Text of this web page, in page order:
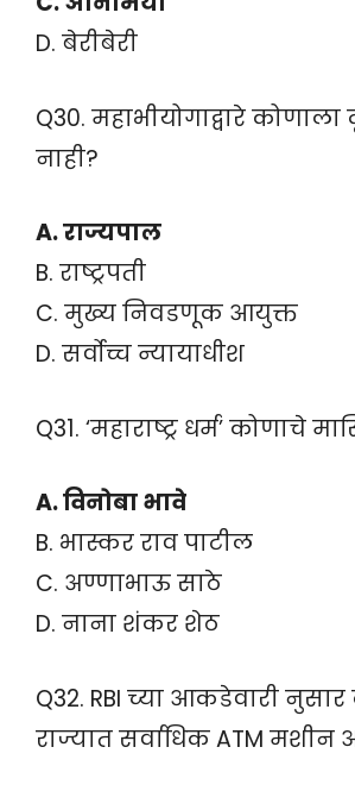
D. बेरीबेरी
Q30. महाभीयोगाद्वारे
नाही?
A. राज्यपाल
B. राष्ट्रपती
C. मुख्य निवडणूक आयुक्त
D. सर्वोच्च न्यायाधीश
Q31. ‘महाराष्ट्र धर्म’ कोणाचे
A. विनोबा भावे
B. भास्कर राव पाटील
C. अण्णाभाऊ साठे
D. नाना शंकर शेठ
Q32. RBI च्या आकडेवारी
राज्यात सर्वाधिक ATM मशीन